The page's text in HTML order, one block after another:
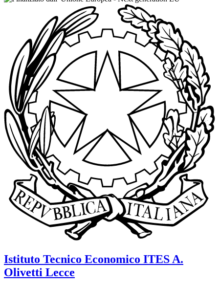
Istituto Tecnico Economico ITES A.
Olivetti Lecce